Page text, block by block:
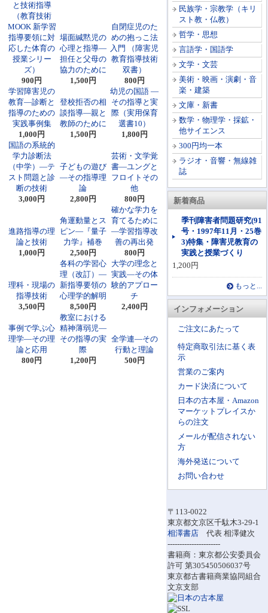
民族学・宗教学（キリ
スト教・仏教）
哲学・思想
言語学・国語学
文学・文芸
美術・映画・演劇・音
楽・建築
文庫・新書
数学・物理学・採鉱・
他サイエンス
300円均一本
ラジオ・音響・無線雑
誌
新着商品
季刊障害者問題研究(91
号・1997年11月・25巻
3)特集・障害児教育の
実践と授業づくり
1,200円
もっと...
インフォメーション
ご注文にあたって
特定商取引法に基く表
示
営業のご案内
カード決済について
日本の古本屋・Amazon
マーケットプレイスか
らの注文
メールが配信されない
方
海外発送について
お問い合わせ
〒113-0022
東京都文京区千駄木3-29-1
相澤書店 代表 相澤健次
----------------------
書籍商：東京都公安委員会
許可 第305450506037号
東京都古書籍商業協同組合
文京支部
と技術指導
（教育技術
MOOK 新学習
指導要領に対
応した体育の
授業シリー
ズ）
900円
場面緘黙児の
心理と指導―
担任と父母の
協力のために
1,500円
自閉症児のた
めの抱っこ法
入門 （障害児
教育指導技術
双書）
800円
学習障害児の
教育―診断と
指導のための
実践事例集
1,000円
登校拒否の相
談指導―親と
教師のために
1,500円
幼児の国語 ―
その指導と実
際（実用保育
選書10）
1,800円
国語の系統的
学力診断法
（中学）―テ
スト問題と診
断の技術
3,000円
子どもの遊び
―その指導理
論
2,800円
芸術・文学覚
書―ユングと
フロイトその
他
800円
進路指導の理
論と技術
1,000円
角運動量とス
ピン―『量子
力学』補巻
2,500円
確かな学力を
育てるために
―学習指導改
善の再出発
800円
理科・現場の
指導技術
3,500円
各科の学習心
理（改訂）―
新指導要領の
心理学的解明
8,500円
大学の理念と
実践―その体
験的アプロー
チ
2,400円
事例で学ぶ心
理学―その理
論と応用
800円
教室における
精神薄弱児―
その指導の実
際
1,200円
全学連―その
行動と理論
500円